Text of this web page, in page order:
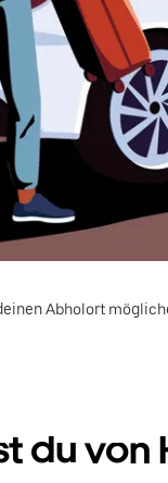
Abholort
du von